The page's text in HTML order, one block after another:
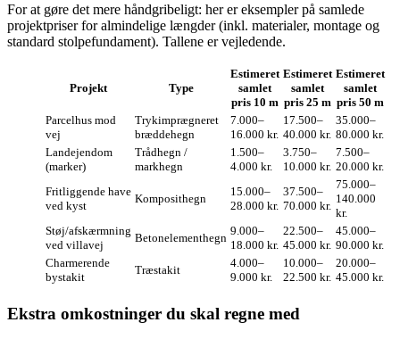
For at gøre det mere håndgribeligt: her er eksempler på samlede
projektpriser for almindelige længder (inkl. materialer, montage og
standard stolpefundament). Tallene er vejledende.
Projekt Type
Estimeret
samlet
pris 10 m
Estimeret
samlet
pris 25 m
Estimeret
samlet
pris 50 m
Parcelhus mod
vej
Trykimprægneret
bræddehegn
7.000–
16.000 kr.
17.500–
40.000 kr.
35.000–
80.000 kr.
Landejendom
(marker)
Trådhegn /
markhegn
1.500–
4.000 kr.
3.750–
10.000 kr.
7.500–
20.000 kr.
Fritliggende have
ved kyst
Komposithegn
15.000–
28.000 kr.
37.500–
70.000 kr.
75.000–
140.000
kr.
Støj/afskærmning
ved villavej
Betonelementhegn
9.000–
18.000 kr.
22.500–
45.000 kr.
45.000–
90.000 kr.
Charmerende
bystakit
Træstakit
4.000–
9.000 kr.
10.000–
22.500 kr.
20.000–
45.000 kr.
Ekstra omkostninger du skal regne med